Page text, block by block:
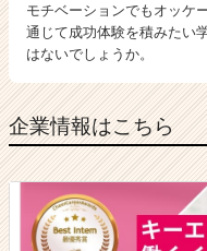
モチベーションでもオッケ
通じて成功体験を積みたい
はないでしょうか。
企業情報はこちら